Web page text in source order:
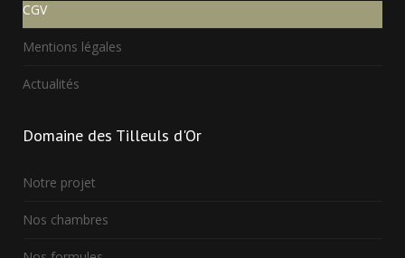
CGV
Mentions légales
Actualités
Domaine des Tilleuls d'Or
Notre projet
Nos chambres